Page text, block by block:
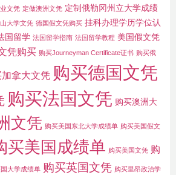
文凭 定做澳洲文凭 定制俄勒冈州立大学成绩
大学文凭 德国假文凭购买 挂科办理学历学位认
国留学 法国留学指南 法国留学教程 美国假文凭
凭购买 购买Journeyman Certificate证书 购买俄
加拿大文凭 购买德国文凭
购买法国文凭 购买澳洲大
文凭 购买美国东北大学成绩单 购买美国假文
买美国成绩单 购买美国文凭 购
大学成绩单 购买英国文凭 购买里昂政治学